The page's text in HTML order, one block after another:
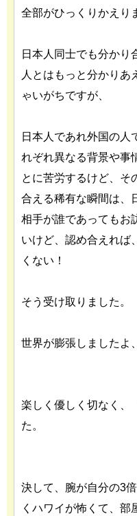
全部がひっくりかえり
日本人同士でも分かり
人とはもっと分かりあ
ゃいがちですが、
日本人であれ外国の人
れぞれ異なる背景や事
とに苦労するけど、そ
合える稀有な瞬間は、
相手が誰であってもお
いけど、認め合えれば
くない！
そう受け取りました。
世界が膨張しましたよ
楽しく優しく切なく、
た。
決して、腕が自分の3
くハワイが怖くて、部